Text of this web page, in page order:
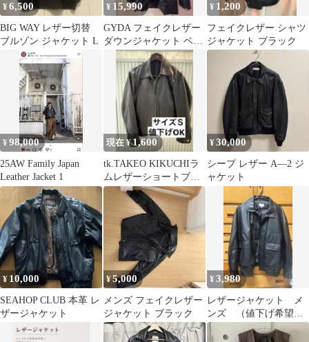
¥6,500
BIG WAY レザー切替
ブルゾン ジャケット L
¥ 15,990
GYDA フェイクレザー
ダウンジャケット ベル
ト付き
¥ 1,200
フェイクレザー シャツ
ジャケット ブラック
¥98,000
25AW Family Japan
Leather Jacket 1
現在 ¥1,600
tk.TAKEO KIKUCHIラ
ムレザーショートブル
ゾン
¥30,000
シープ レザー A―2 ジ
ャケット
¥ 10,000
SEAHOP CLUB 本革 レ
ザージャケット
¥5,000
メンズ フェイクレザー
ジャケット ブラック
¥3,980
レザージャケット メ
ンズ （値下げ希望
可‼️）